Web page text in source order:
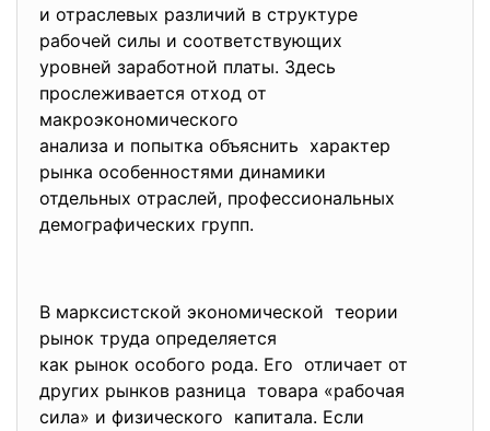
и отраслевых различий в структуре
рабочей силы и соответствующих
уровней заработной платы. Здесь
прослеживается отход от
макроэкономического
анализа и попытка объяснить характер
рынка особенностями динамики
отдельных отраслей, профессиональных
демографических групп.
В марксистской экономической теории
рынок труда определяется
как рынок особого рода. Его отличает от
других рынков разница товара «рабочая
сила» и физического капитала. Если